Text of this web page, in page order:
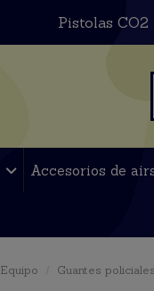
Pistolas
Accesorios de
Equipo Guantes